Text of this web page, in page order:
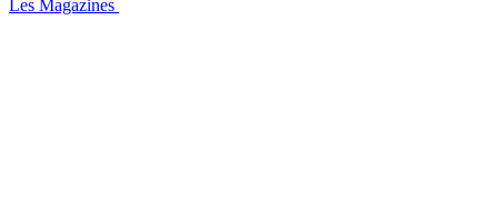
Les Magazines